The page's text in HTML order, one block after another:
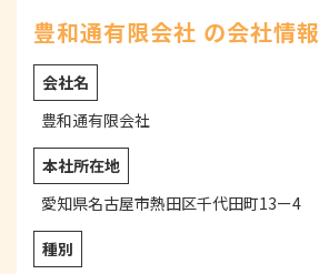
豊和通有限会社 の会社情報
会社名
豊和通有限会社
本社所在地
愛知県名古屋市熱田区千代田町13ー4
種別